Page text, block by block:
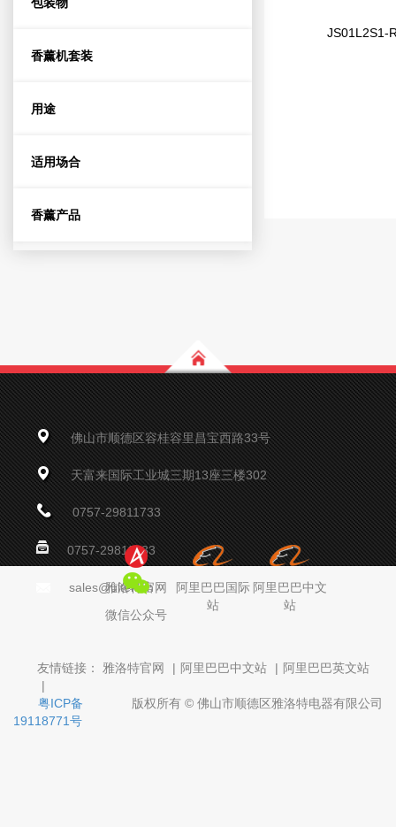
JS01L2S1-
香薰机套装
用途
适用场合
香薰产品
佛山市顺德区容桂容里昌宝西路33号
天富来国际工业城三期13座三楼302
0757-29811733
0757-29811733
sales@ultek.cn
雅洛特官网
阿里巴巴国际
站
阿里巴巴中文
站
微信公众号
友情链接： 雅洛特官网 | 阿里巴巴中文站 | 阿里巴巴英文站
|
版权所有 © 佛山市顺德区雅洛特电器有限公司
粤ICP备
19118771号